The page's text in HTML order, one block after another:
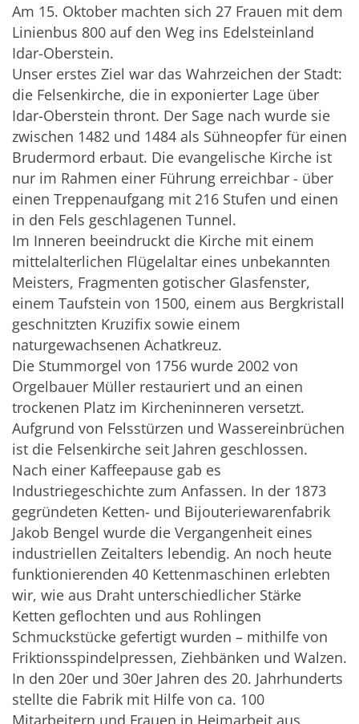
Am 15. Oktober machten sich 27 Frauen mit dem
Linienbus 800 auf den Weg ins Edelsteinland
Idar-Oberstein.
Unser erstes Ziel war das Wahrzeichen der Stadt:
die Felsenkirche, die in exponierter Lage über
Idar-Oberstein thront. Der Sage nach wurde sie
zwischen 1482 und 1484 als Sühneopfer für einen
Brudermord erbaut. Die evangelische Kirche ist
nur im Rahmen einer Führung erreichbar - über
einen Treppenaufgang mit 216 Stufen und einen
in den Fels geschlagenen Tunnel.
Im Inneren beeindruckt die Kirche mit einem
mittelalterlichen Flügelaltar eines unbekannten
Meisters, Fragmenten gotischer Glasfenster,
einem Taufstein von 1500, einem aus Bergkristall
geschnitzten Kruzifix sowie einem
naturgewachsenen Achatkreuz.
Die Stummorgel von 1756 wurde 2002 von
Orgelbauer Müller restauriert und an einen
trockenen Platz im Kircheninneren versetzt.
Aufgrund von Felsstürzen und Wassereinbrüchen
ist die Felsenkirche seit Jahren geschlossen.
Nach einer Kaffeepause gab es
Industriegeschichte zum Anfassen. In der 1873
gegründeten Ketten- und Bijouteriewarenfabrik
Jakob Bengel wurde die Vergangenheit eines
industriellen Zeitalters lebendig. An noch heute
funktionierenden 40 Kettenmaschinen erlebten
wir, wie aus Draht unterschiedlicher Stärke
Ketten geflochten und aus Rohlingen
Schmuckstücke gefertigt wurden – mithilfe von
Friktionsspindelpressen, Ziehbänken und Walzen.
In den 20er und 30er Jahren des 20. Jahrhunderts
stellte die Fabrik mit Hilfe von ca. 100
Mitarbeitern und Frauen in Heimarbeit aus